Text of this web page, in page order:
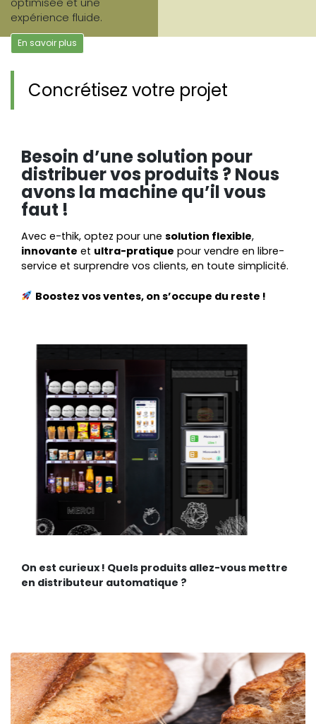
expérience fluide.
En savoir plus
Concrétisez votre projet
Besoin d’une solution pour
distribuer vos produits ? Nous
avons la machine qu’il vous
faut !
Avec e-thik, optez pour une solution flexible,
innovante et ultra-pratique pour vendre en libre-
service et surprendre vos clients, en toute simplicité.
Boostez vos ventes, on s’occupe du reste !
On est curieux ! Quels produits allez-vous mettre
en distributeur automatique ?